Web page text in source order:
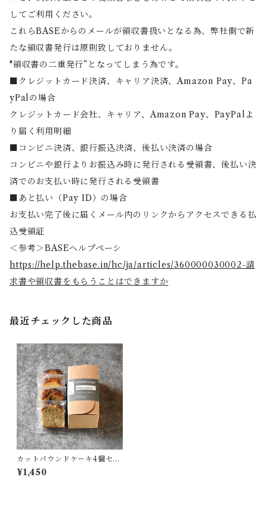
してご利用ください。
これらBASEからのメールが領収書扱いとなる為、弊社側で新
たな領収書発行は原則致しておりません。
"領収書の二重発行”となってしまう為です。
■クレジットカード決済、キャリア決済、Amazon Pay、Pa
yPalの場合
クレジットカード会社、キャリア、Amazon Pay、PayPalよ
り届く利用明細
■コンビニ決済、銀行振込決済、後払い決済の場合
コンビニや銀行よりお振込み時に発行される受領書、後払い決
済でのお支払い時に発行される受領書
■あと払い（Pay ID）の場合
お支払い完了後に届くメール内のリンクからアクセスできる払
込受領証
＜参考＞BASEヘルプペーシ
https://help.thebase.in/hc/ja/articles/360000030002-請
求書や領収書をもらうことはできますか
最近チェックした商品
カットパウンドケーキ4個セッ
ト
¥1,450